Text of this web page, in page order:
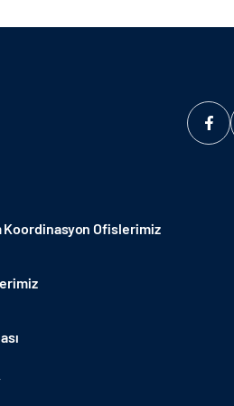
Koordinasyon Ofislerimiz